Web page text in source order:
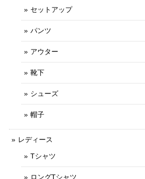
セットアップ
パンツ
アウター
靴下
シューズ
帽子
レディース
Tシャツ
ロングTシャツ